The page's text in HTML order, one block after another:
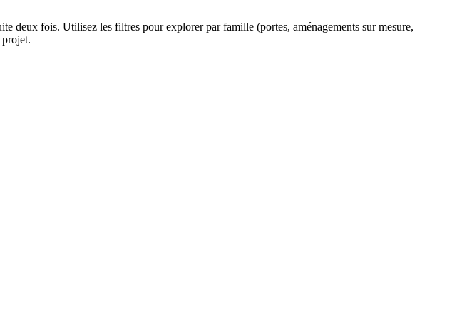
deux fois. Utilisez les filtres pour explorer par famille (portes, aménagements sur mesure,